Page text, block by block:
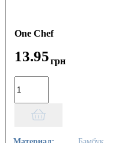
One Chef
13.95грн